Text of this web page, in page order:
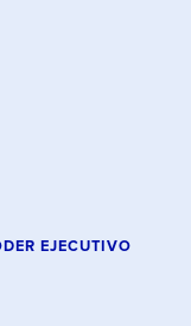
EJECUTIVO